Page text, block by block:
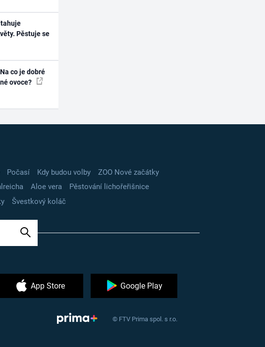
Pěstuje se
co je dobré
ovoce?
Počasí Kdy budou volby
ZOO Nové začátky
Aloe vera
Pěstování lichořeřišnice
Švestkový koláč
App Store Google Play
© FTV Prima spol. s r.o.